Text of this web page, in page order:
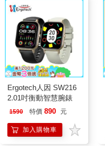
Ergotech人因 SW216
2.01吋衡動智慧腕錶
1590 特價 890 元
加入購物車